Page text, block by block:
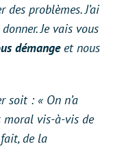
problèmes. J’ai
Je vais vous
démangeet nous
soit : « On n’a
moral vis-à-vis de
de la